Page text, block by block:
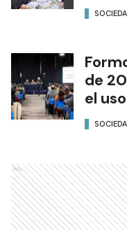
de
el
Ads